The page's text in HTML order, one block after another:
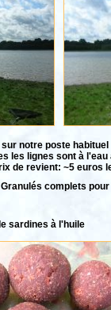
notre poste
les lignes sont à
de revient: ~5 euros
complets pour
2
à l'huile